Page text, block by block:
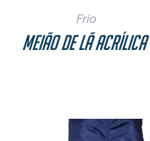
Frio
Meião de Lã Acrílica